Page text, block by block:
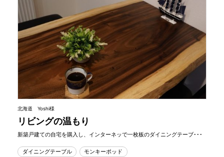
北海道 Yoshi様
リビングの温もり
新築戸建ての自宅を購入し、インターネッで一枚板のダイニングテーブ･･･
ダイニングテーブル モンキーポッド